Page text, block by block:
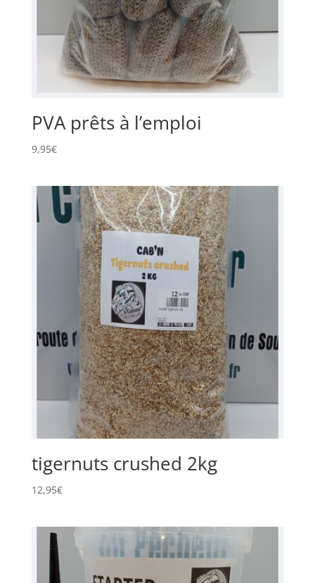
PVA prêts à l’emploi
9,95€
tigernuts crushed 2kg
12,95€